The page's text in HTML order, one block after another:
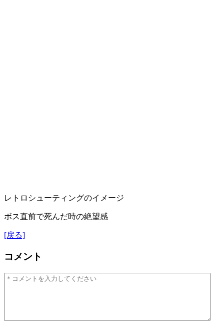
レトロシューティングのイメージ
ボス直前で死んだ時の絶望感
[戻る]
コメント